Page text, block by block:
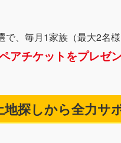
で、毎月1家族（最大2名
アチケットをプレゼ
探しから全力サ